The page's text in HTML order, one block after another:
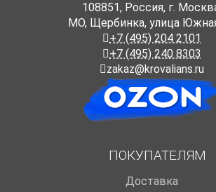
108851, Россия, г.
МО, Щербинка, улица
+7 (495) 204 2101
+7 (495) 240 8303
zakaz@krovalians.ru
ПОКУПАТЕЛЯМ
Доставка